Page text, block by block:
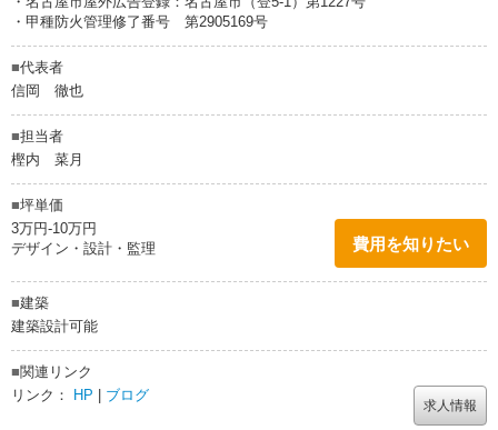
・甲種防火管理修了番号 第2905169号
■代表者
信岡 徹也
■担当者
樫内 菜月
■坪単価
3万円-10万円
デザイン・設計・監理
費用を知りたい
■建築
建築設計可能
■関連リンク
リンク：
HP ブログ
求人情報